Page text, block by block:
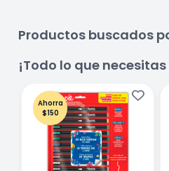
Productos buscados
¡Todo lo que
Ahorra
$150